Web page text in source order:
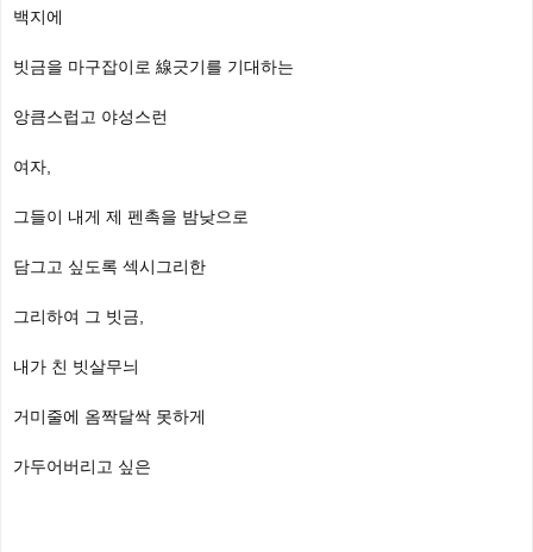
백지에
빗금을 마구잡이로 線긋기를 기대하는
앙큼스럽고 야성스런
여자,
그들이 내게 제 펜촉을 밤낮으로
담그고 싶도록 섹시그리한
그리하여 그 빗금,
내가 친 빗살무늬
거미줄에 옴짝달싹 못하게
가두어버리고 싶은